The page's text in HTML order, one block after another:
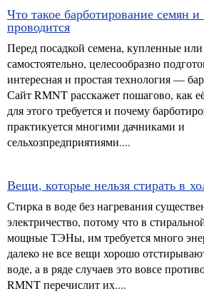
Что такое барботирование семян и
проводится
Перед посадкой семена, купленные
самостоятельно, целесообразно
интересная и простая технология —
Сайт RMNT расскажет пошагово, как
для этого требуется и почему
практикуется многими дачниками и
сельхозпредприятиями....
Вещи, которые нельзя стирать в
Стирка в воде без нагревания
электричество, потому что в
мощные ТЭНы, им требуется много
далеко не все вещи хорошо
воде, а в ряде случаев это вовсе
RMNT перечислит их....